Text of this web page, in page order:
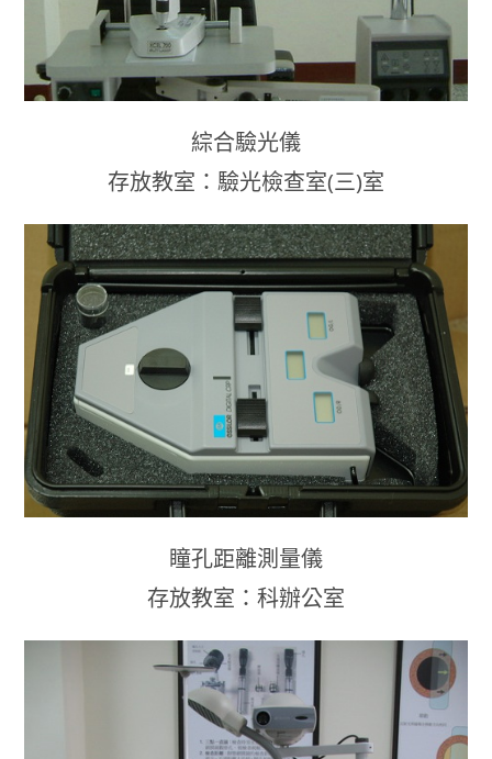
綜合驗光儀
存放教室：驗光檢查室(三)室
瞳孔距離測量儀
存放教室：科辦公室